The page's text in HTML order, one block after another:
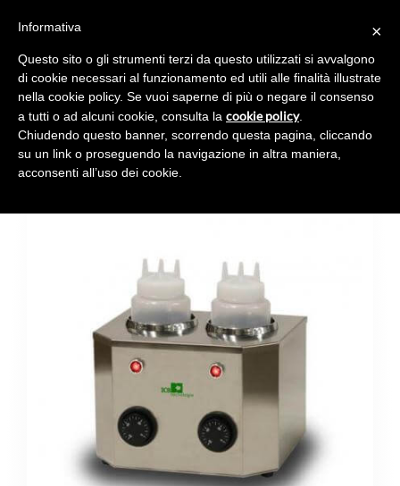
WARM&SQUEEZE TWO
×
Informativa
Questo sito o gli strumenti terzi da questo utilizzati si avvalgono
di cookie necessari al funzionamento ed utili alle finalità illustrate
nella cookie policy. Se vuoi saperne di più o negare il consenso
a tutti o ad alcuni cookie, consulta la cookie policy.
Chiudendo questo banner, scorrendo questa pagina, cliccando
su un link o proseguendo la navigazione in altra maniera,
acconsenti all’uso dei cookie.